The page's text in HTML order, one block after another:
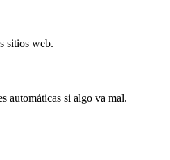
sitios web.
automáticas si algo va mal.